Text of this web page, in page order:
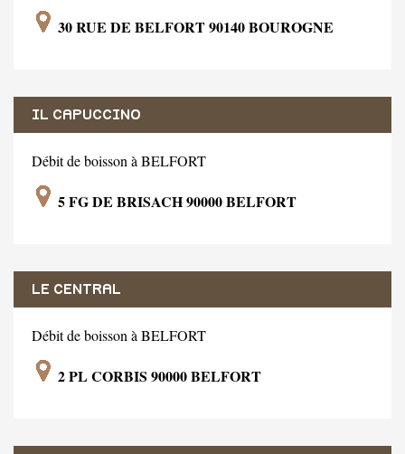
30 RUE DE BELFORT 90140 BOUROGNE
IL CAPUCCINO
Débit de boisson à BELFORT
5 FG DE BRISACH 90000 BELFORT
LE CENTRAL
Débit de boisson à BELFORT
2 PL CORBIS 90000 BELFORT